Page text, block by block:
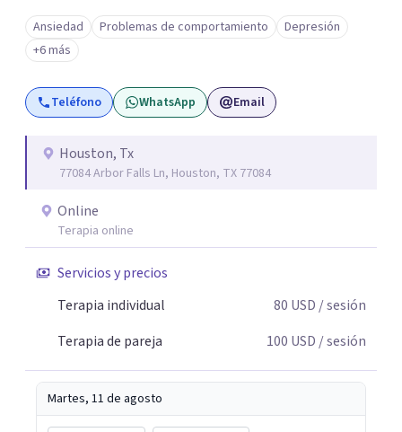
Ansiedad Problemas de comportamiento
Depresión
+6 más
Teléfono WhatsApp Email
Houston, Tx
77084 Arbor Falls Ln, Houston, TX 77084
Online
Terapia online
Servicios y precios
Terapia individual
80 USD / sesión
Terapia de pareja
100 USD / sesión
Martes, 11 de agosto